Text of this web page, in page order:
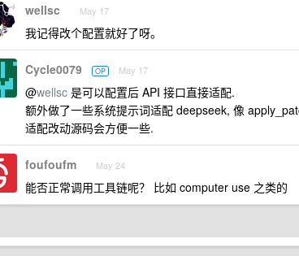
wellsc May 17
我记得改个配置就好了呀。
Cycle0079 OP May 17
@wellsc 是可以配置后 API 接口直接适配.
额外做了一些系统提示词适配 deepseek, 像
适配改动源码会方便一些.
foufoufm May 24
能否正常调用工具链呢？ 比如 computer use 之类的